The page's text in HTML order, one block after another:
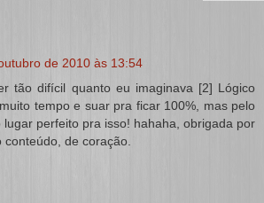
de 2010 às 13:54
tão difícil quanto eu imaginava [2] Lógico
tempo e suar pra ficar 100%, mas pelo
lugar perfeito pra isso! hahaha, obrigada por
conteúdo, de coração.